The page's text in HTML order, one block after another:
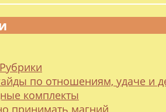
по отношениям, удаче
комплекты